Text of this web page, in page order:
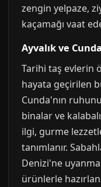
zengin yelpaze,
kaçamağı vaat
Ayvalık ve
Tarihi taş evlerin
hayata geçirilen
Cunda'nın
binalar ve
ilgi, gurme
tanımlanır.
Denizi'ne
ürünlerle